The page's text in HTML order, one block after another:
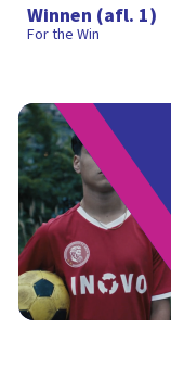
Winnen (afl. 1)
For the Win